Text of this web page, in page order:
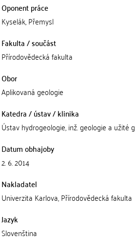
Oponent práce
Kyselák, Přemysl
Fakulta / součást
Přírodovědecká fakulta
Obor
Aplikovaná geologie
Katedra / ústav / klinika
Ústav hydrogeologie, inž. geologie a užité
Datum obhajoby
2. 6. 2014
Nakladatel
Univerzita Karlova, Přírodovědecká fakulta
Jazyk
Slovenština